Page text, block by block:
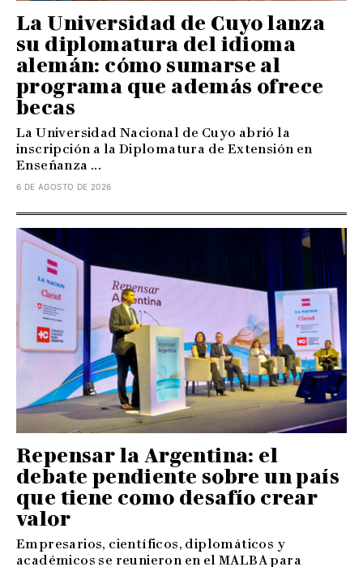
La Universidad de Cuyo lanza
su diplomatura del idioma
alemán: cómo sumarse al
programa que además ofrece
becas
La Universidad Nacional de Cuyo abrió la
inscripción a la Diplomatura de Extensión en
Enseñanza ...
6 DE AGOSTO DE 2026
Repensar la Argentina: el
debate pendiente sobre un país
que tiene como desafío crear
valor
Empresarios, científicos, diplomáticos y
académicos se reunieron en el MALBA para